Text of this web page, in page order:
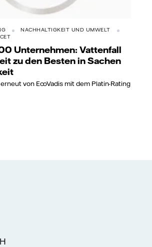
NACHHALTIGKEIT UND UMWELT
Unternehmen: Vattenfall
zu den Besten in Sachen
von EcoVadis mit dem Platin-Rating